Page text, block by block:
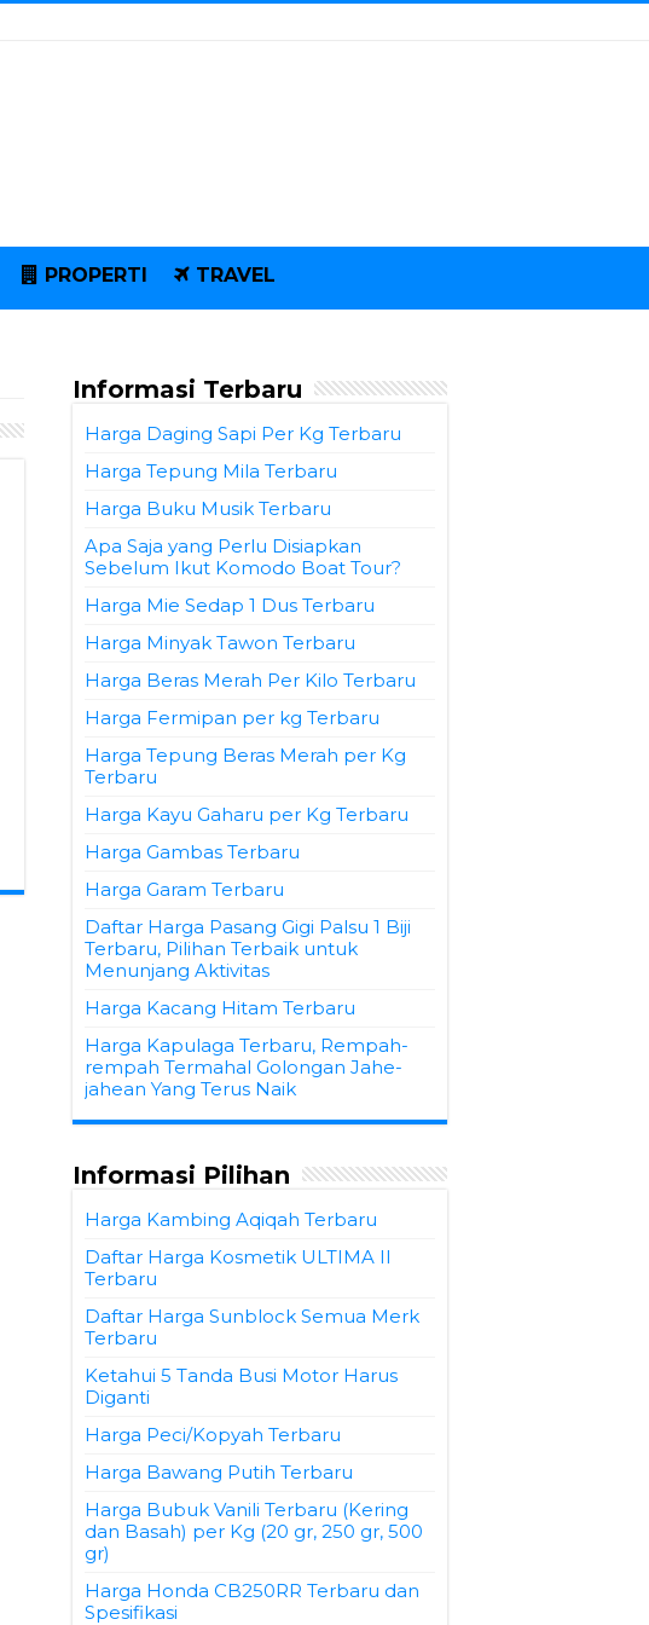
PROPERTI TRAVEL
Informasi Terbaru
Harga Daging Sapi Per Kg Terbaru
Harga Tepung Mila Terbaru
Harga Buku Musik Terbaru
Apa Saja yang Perlu Disiapkan
Sebelum Ikut Komodo Boat Tour?
Harga Mie Sedap 1 Dus Terbaru
Harga Minyak Tawon Terbaru
Harga Beras Merah Per Kilo Terbaru
Harga Fermipan per kg Terbaru
Harga Tepung Beras Merah per Kg
Terbaru
Harga Kayu Gaharu per Kg Terbaru
Harga Gambas Terbaru
Harga Garam Terbaru
Daftar Harga Pasang Gigi Palsu 1 Biji
Terbaru, Pilihan Terbaik untuk
Menunjang Aktivitas
Harga Kacang Hitam Terbaru
Harga Kapulaga Terbaru, Rempah-
rempah Termahal Golongan Jahe-
jahean Yang Terus Naik
Informasi Pilihan
Harga Kambing Aqiqah Terbaru
Daftar Harga Kosmetik ULTIMA II
Terbaru
Daftar Harga Sunblock Semua Merk
Terbaru
Ketahui 5 Tanda Busi Motor Harus
Diganti
Harga Peci/Kopyah Terbaru
Harga Bawang Putih Terbaru
Harga Bubuk Vanili Terbaru (Kering
dan Basah) per Kg (20 gr, 250 gr, 500
gr)
Harga Honda CB250RR Terbaru dan
Spesifikasi